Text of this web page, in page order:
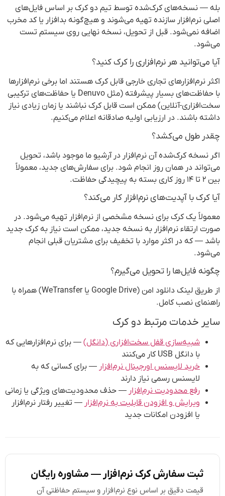
بله — نسخه‌های کرک‌شده توسط تیم دو کرک بر اساس فایل‌های
اصلی نرم‌افزار سازنده تهیه می‌شوند و هیچ‌گونه بدافزار یا کد مخرب
اضافه نمی‌شود. قبل از تحویل، نسخه نهایی روی سیستم تست
می‌شود.
آیا می‌توانید هر نرم‌افزاری را کرک کنید؟
اکثر نرم‌افزارهای تجاری خارجی قابل کرک هستند اما برخی نرم‌افزارها
با حفاظت‌های بسیار پیشرفته (مثل Denuvo یا حفاظت‌های ترکیبی
سخت‌افزاری-آنلاین) ممکن است قابل کرک نباشند یا زمان زیادی نیاز
داشته باشند. در ارزیابی اولیه صادقانه اعلام می‌کنیم.
چقدر طول می‌کشد؟
اگر نسخه کرک‌شده آن نرم‌افزار در آرشیو ما موجود باشد، تحویل
می‌تواند در همان روز انجام شود. برای سفارش‌های جدید، معمولاً
بین ۲ تا ۱۴ روز کاری بسته به پیچیدگی حفاظت.
آیا کرک با آپدیت‌های نرم‌افزار کار می‌کند؟
معمولاً یک کرک برای نسخه مشخصی از نرم‌افزار تهیه می‌شود. در
صورت ارتقاء نرم‌افزار به نسخه جدید، ممکن است نیاز به کرک جدید
باشد — که در اکثر موارد با تخفیف برای مشتریان قبلی انجام
می‌شود.
چگونه فایل‌ها را تحویل می‌گیرم؟
از طریق لینک دانلود امن (Google Drive یا WeTransfer) همراه با
راهنمای نصب کامل.
سایر خدمات مرتبط دو کرک
شبیه‌سازی قفل سخت‌افزاری (دانگل) — برای نرم‌افزارهایی که
با دانگل USB کار می‌کنند
خرید لایسنس اورجینال نرم‌افزار — برای کسانی که به
لایسنس رسمی نیاز دارند
رفع محدودیت نرم‌افزار — حذف محدودیت‌های ویژگی یا زمانی
ویرایش و افزودن قابلیت به نرم‌افزار — تغییر رفتار نرم‌افزار
یا افزودن امکانات جدید
ثبت سفارش کرک نرم‌افزار — مشاوره رایگان
قیمت دقیق بر اساس نوع نرم‌افزار و سیستم حفاظتی آن